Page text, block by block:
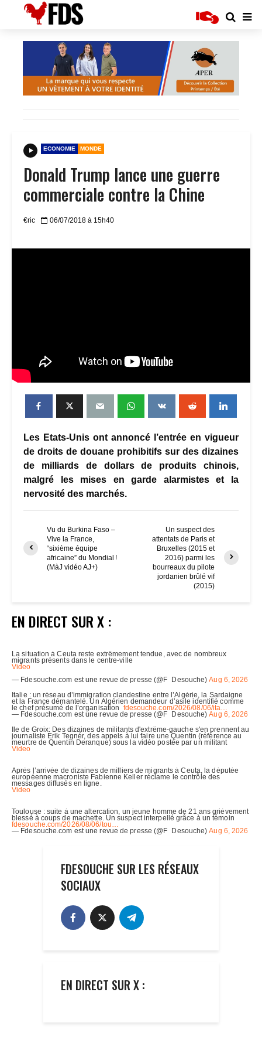
ECONOMIE MONDE
Donald Trump lance une guerre
commerciale contre la Chine
€ric 06/07/2018 à 15h40
Les Etats-Unis ont annoncé l’entrée en vigueur
de droits de douane prohibitifs sur des dizaines
de milliards de dollars de produits chinois,
malgré les mises en garde alarmistes et la
nervosité des marchés.
Vu du Burkina Faso –
Vive la France,
“sixième équipe
africaine” du Mondial !
(MàJ vidéo AJ+)
Un suspect des
attentats de Paris et
Bruxelles (2015 et
2016) parmi les
bourreaux du pilote
jordanien brûlé vif
(2015)
EN DIRECT SUR X :
FDESOUCHE SUR LES RÉSEAUX
SOCIAUX
EN DIRECT SUR X :